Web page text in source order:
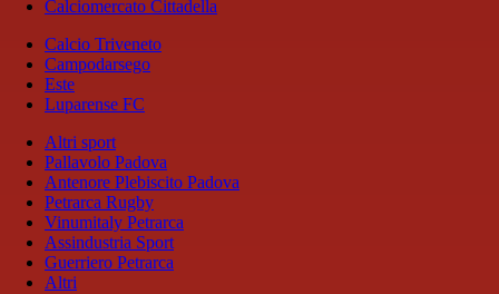
Calciomercato Cittadella
Calcio Triveneto
Campodarsego
Este
Luparense FC
Altri sport
Pallavolo Padova
Antenore Plebiscito Padova
Petrarca Rugby
Vinumitaly Petrarca
Assindustria Sport
Guerriero Petrarca
Altri